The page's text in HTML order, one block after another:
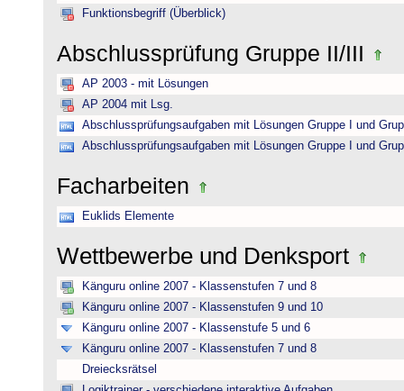
Funktionsbegriff (Überblick)
Abschlussprüfung Gruppe II/III
AP 2003 - mit Lösungen
AP 2004 mit Lsg.
Abschlussprüfungsaufgaben mit Lösungen Gruppe I und
Abschlussprüfungsaufgaben mit Lösungen Gruppe I und
Facharbeiten
Euklids Elemente
Wettbewerbe und Denksport
Känguru online 2007 - Klassenstufen 7 und 8
Känguru online 2007 - Klassenstufen 9 und 10
Känguru online 2007 - Klassenstufe 5 und 6
Känguru online 2007 - Klassenstufen 7 und 8
Dreiecksrätsel